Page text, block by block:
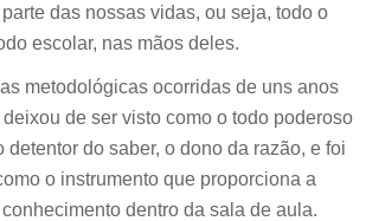
das nossas vidas, ou seja, todo o
escolar, nas mãos deles.
metodológicas ocorridas de uns anos
de ser visto como o todo poderoso
detentor do saber, o dono da razão, e foi
o instrumento que proporciona a
dentro da sala de aula.